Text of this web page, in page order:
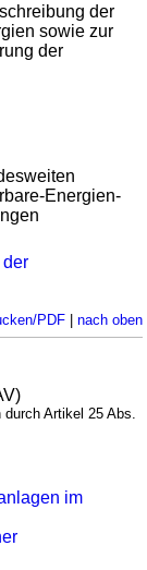
der
sowie zur
der
Energien-
PDF| nach oben
Artikel 25 Abs.
im